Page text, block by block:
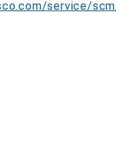
service/